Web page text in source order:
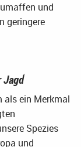
und
geringere
Jagd
als ein Merkmal
Spezies
und